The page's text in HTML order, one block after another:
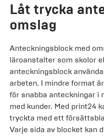
Låt trycka
omslag
Anteckningsblock med
läroanstalter som skolor
anteckningsblock
arbeten. I mindre format
för snabba anteckningar i
med kunder. Med print24
tryckta med ett
Varje sida av blocket kan